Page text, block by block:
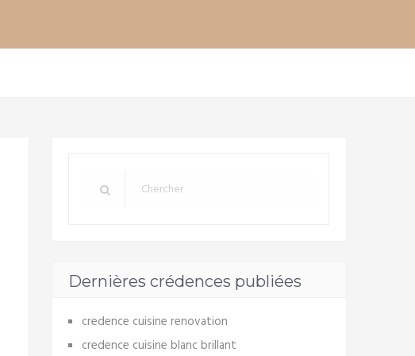
Dernières crédences publiées
credence cuisine renovation
credence cuisine blanc brillant